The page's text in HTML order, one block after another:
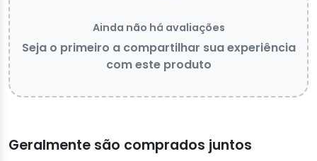
Ainda não há avaliações
Seja o primeiro a compartilhar sua experiência
com este produto
Geralmente são comprados juntos